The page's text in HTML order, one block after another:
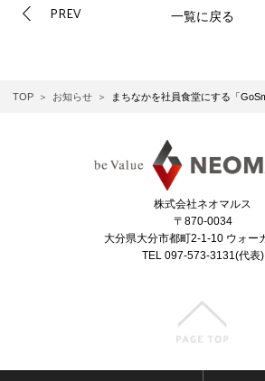
PREV 一覧に戻る
TOP お知らせ まちなかを社員食堂にする「
株式会社ネオマルス
〒870-0034
大分県大分市都町2-1-10 ウォー
TEL 097-573-3131(代表)